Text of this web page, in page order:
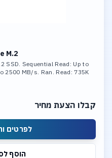
M.2
SSD. Sequential Read: Up to
2500 MB/s. Ran. Read: 735K
קבלו הצעת מחיר
לפרטים
הוסף